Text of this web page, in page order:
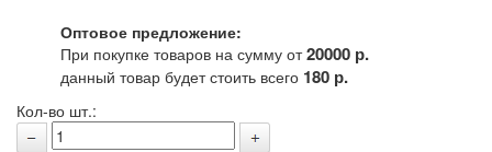
Оптовое предложение:
При покупке товаров на сумму от20000 р.
данный товар будет стоить всего 180 р.
Кол-во шт.: